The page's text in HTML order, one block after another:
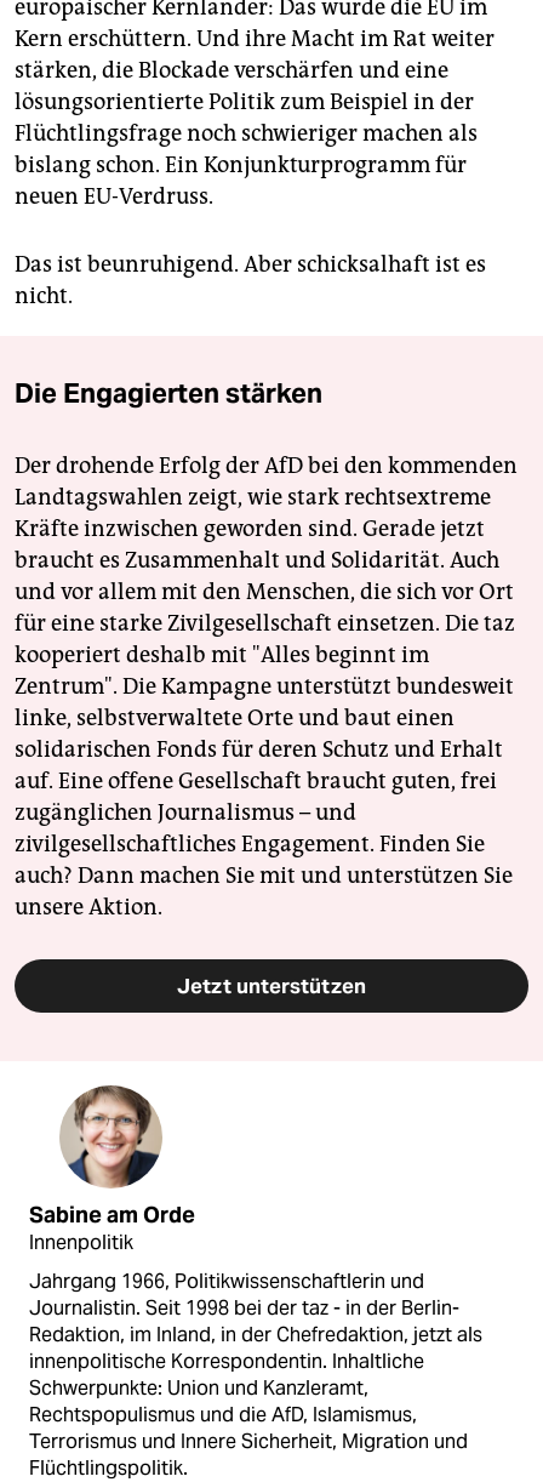
europäischer Kernländer: Das würde die EU im
Kern erschüttern. Und ihre Macht im Rat weiter
stärken, die Blockade verschärfen und eine
lösungsorientierte Politik zum Beispiel in der
Flüchtlingsfrage noch schwieriger machen als
bislang schon. Ein Konjunkturprogramm für
neuen EU-Verdruss.
Das ist beunruhigend. Aber schicksalhaft ist es
nicht.
Die Engagierten stärken
Der drohende Erfolg der AfD bei den kommenden
Landtagswahlen zeigt, wie stark rechtsextreme
Kräfte inzwischen geworden sind. Gerade jetzt
braucht es Zusammenhalt und Solidarität. Auch
und vor allem mit den Menschen, die sich vor Ort
für eine starke Zivilgesellschaft einsetzen. Die taz
kooperiert deshalb mit "Alles beginnt im
Zentrum". Die Kampagne unterstützt bundesweit
linke, selbstverwaltete Orte und baut einen
solidarischen Fonds für deren Schutz und Erhalt
auf. Eine offene Gesellschaft braucht guten, frei
zugänglichen Journalismus – und
zivilgesellschaftliches Engagement. Finden Sie
auch? Dann machen Sie mit und unterstützen Sie
unsere Aktion.
Jetzt unterstützen
Sabine am Orde
Innenpolitik
Jahrgang 1966, Politikwissenschaftlerin und
Journalistin. Seit 1998 bei der taz - in der Berlin-
Redaktion, im Inland, in der Chefredaktion, jetzt als
innenpolitische Korrespondentin. Inhaltliche
Schwerpunkte: Union und Kanzleramt,
Rechtspopulismus und die AfD, Islamismus,
Terrorismus und Innere Sicherheit, Migration und
Flüchtlingspolitik.